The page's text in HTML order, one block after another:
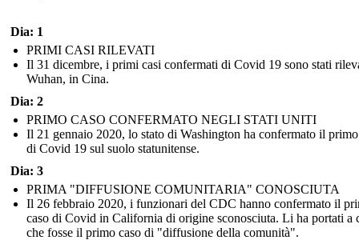
Dia: 1
PRIMI CASI RILEVATI
Il 31 dicembre, i primi casi confermati di Covid 19 sono stati
Wuhan, in Cina.
Dia: 2
PRIMO CASO CONFERMATO NEGLI STATI UNITI
Il 21 gennaio 2020, lo stato di Washington ha confermato il
di Covid 19 sul suolo statunitense.
Dia: 3
PRIMA "DIFFUSIONE COMUNITARIA" CONOSCIUTA
Il 26 febbraio 2020, i funzionari del CDC hanno confermato il
caso di Covid in California di origine sconosciuta. Li ha portati a
che fosse il primo caso di "diffusione della comunità".